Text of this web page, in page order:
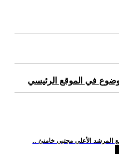
في الموقع الرئيسي
المرشد الأعلى مجتبى خامنئ